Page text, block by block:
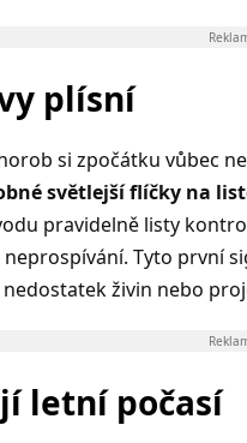
plísní
si zpočátku vůbec
světlejší flíčky na
pravidelně listy
Tyto první
živin nebo
letní počasí